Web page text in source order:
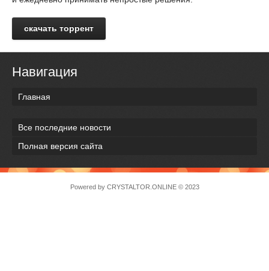
скачать торрент
Навигация
Главная
Все последние новости
Полная версия сайта
Powered by CRYSTALTOR.ONLINE© 2023